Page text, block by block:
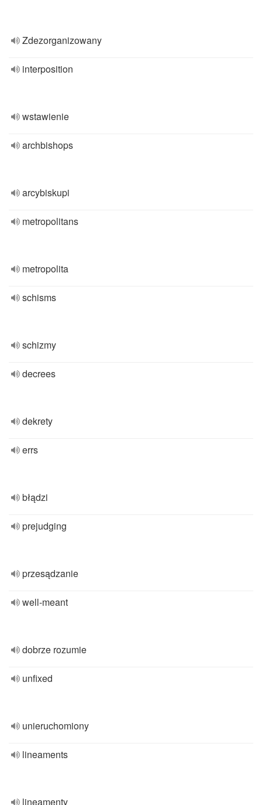
Zdezorganizowany
interposition
wstawienie
archbishops
arcybiskupi
metropolitans
metropolita
schisms
schizmy
decrees
dekrety
errs
błądzi
prejudging
przesądzanie
well-meant
dobrze rozumie
unfixed
unieruchomiony
lineaments
lineamenty